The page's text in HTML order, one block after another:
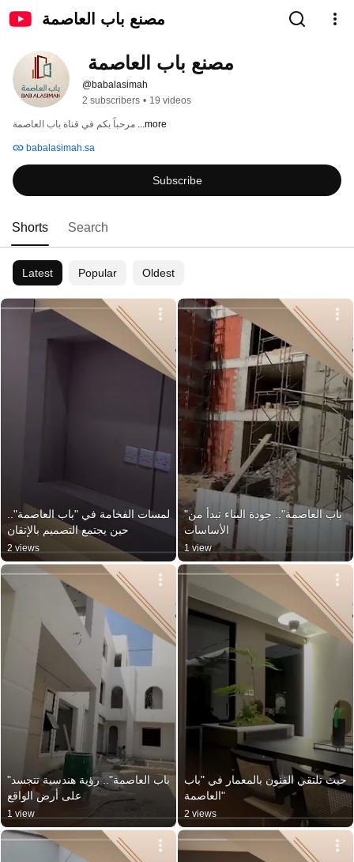
مصنع باب العاصمة
مصنع باب العاصمة
@babalasimah
2 subscribers • 19 videos
...more
babalasimah.sa
Subscribe
Shorts Search
Latest Popular Oldest
لمسات الفخامة في "باب العاصمة"..
حين يجتمع التصميم بالإتقان
2 views
"باب العاصمة".. جودة البناء تبدأ من
الأساسات
1 view
"باب العاصمة".. رؤية هندسية تتجسد
على أرض الواقع
1 view
حيث تلتقي الفنون بالمعمار في "باب
العاصمة"
2 views